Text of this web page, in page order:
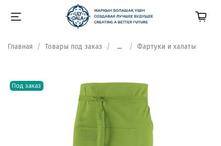
Главная Товары под заказ ... Фартуки и халаты
Под заказ